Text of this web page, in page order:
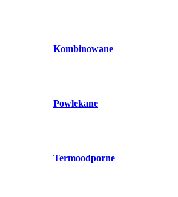
Kombinowane
Powlekane
Termoodporne